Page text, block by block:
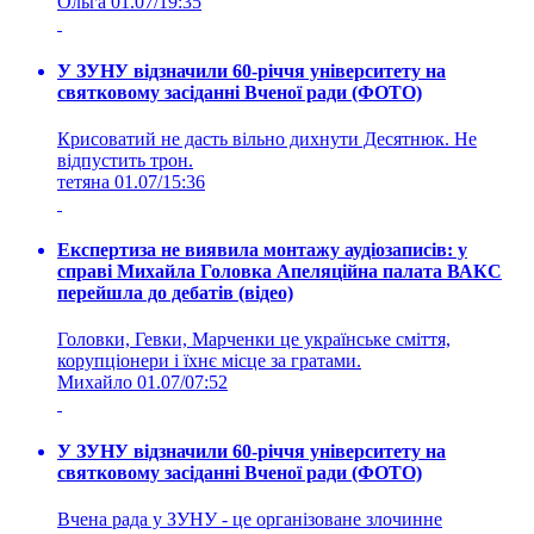
У ЗУНУ відзначили 60-річчя університету на
святковому засіданні Вченої ради (ФОТО)
Крисоватий не дасть вільно дихнути Десятнюк. Не
відпустить трон.
тетяна 01.07/15:36
Експертиза не виявила монтажу аудіозаписів: у
справі Михайла Головка Апеляційна палата ВАКС
перейшла до дебатів (відео)
Головки, Гевки, Марченки це українське сміття,
корупціонери і їхнє місце за гратами.
Михайло 01.07/07:52
У ЗУНУ відзначили 60-річчя університету на
святковому засіданні Вченої ради (ФОТО)
Вчена рада у ЗУНУ - це організоване злочинне